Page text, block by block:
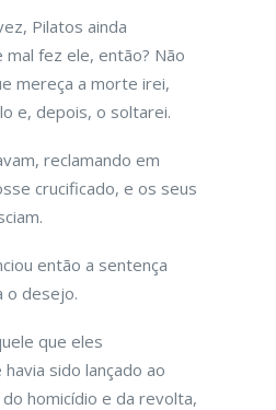
Pilatos ainda
fez ele, então? Não
mereça a morte irei,
e, depois, o soltarei.
reclamando em
crucificado, e os seus
então a sentença
o desejo.
que eles
sido lançado ao
homicídio e da revolta,